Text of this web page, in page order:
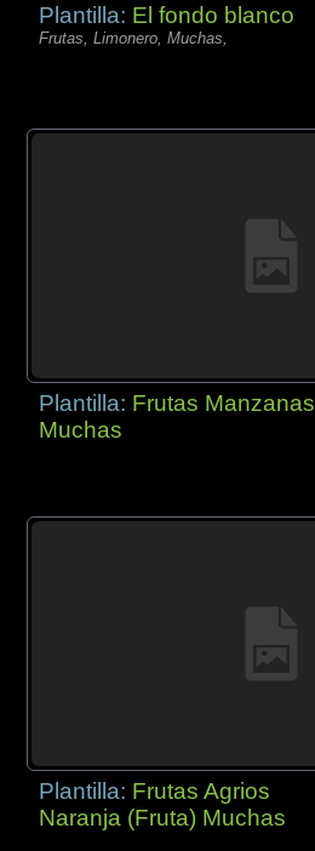
Plantilla: El fondo blanco
Frutas, Limonero, Muchas,
Plantilla: Frutas Manzanas
Muchas
Plantilla: Frutas Agrios
Naranja (Fruta) Muchas